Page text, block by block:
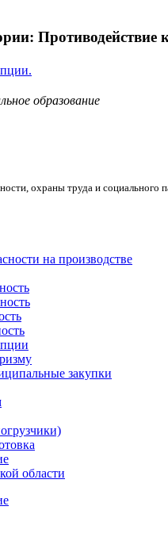
Противодействие
образование
охраны труда и социального
на производстве
закупки
области